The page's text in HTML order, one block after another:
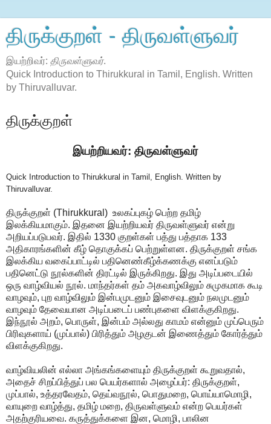
திருக்குறள் - திருவள்ளுவர்
இயற்றிவர்: திருவள்ளுவர்.
Quick Introduction to Thirukkural in Tamil, English. Written
by Thiruvalluvar.
திருக்குறள்
இயற்றியவர்: திருவள்ளுவர்
Quick Introduction to Thirukkural in Tamil, English. Written by
Thiruvalluvar.
திருக்குறள் (Thirukkural) உலகப்புகழ் பெற்ற தமிழ்
இலக்கியமாகும். இதனை இயற்றியவர் திருவள்ளுவர் என்று
அறியப்படுபவர். இதில் 1330 குறள்கள் பத்து பத்தாக 133
அதிகாரங்களின் கீழ் தொகுக்கப் பெற்றுள்ளன. திருக்குறள் சங்க
இலக்கிய வகைப்பாட்டில் பதினெண்கீழ்க்கணக்கு எனப்படும்
பதினெட்டு நூல்களின் திரட்டில் இருக்கிறது. இது அடிப்படையில்
ஒரு வாழ்வியல் நூல். மாந்தர்கள் தம் அகவாழ்விலும் சுமுகமாக கூடி
வாழவும், புற வாழ்விலும் இன்பமுடனும் இசைவுடனும் நலமுடனும்
வாழவும் தேவையான அடிப்படைப் பண்புகளை விளக்குகிறது.
இந்நூல் அறம், பொருள், இன்பம் அல்லது காமம் என்னும் முப்பெரும்
பிரிவுகளாய் (முப்பால்) பிரித்தும் அழகுடன் இணைத்தும் கோர்த்தும்
விளக்குகிறது.
வாழ்வியலின் எல்லா அங்கங்களையும் திருக்குறள் கூறுவதால்,
அதைச் சிறப்பித்துப் பல பெயர்களால் அழைப்பர்: திருக்குறள்,
முப்பால், உத்தரவேதம், தெய்வநூல், பொதுமறை, பொய்யாமொழி,
வாயுறை வாழ்த்து, தமிழ் மறை, திருவள்ளுவம் என்ற பெயர்கள்
அதற்குரியவை. கருத்துக்களை இன, மொழி, பாலின